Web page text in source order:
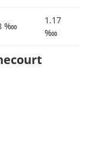
‱
1.17
‱